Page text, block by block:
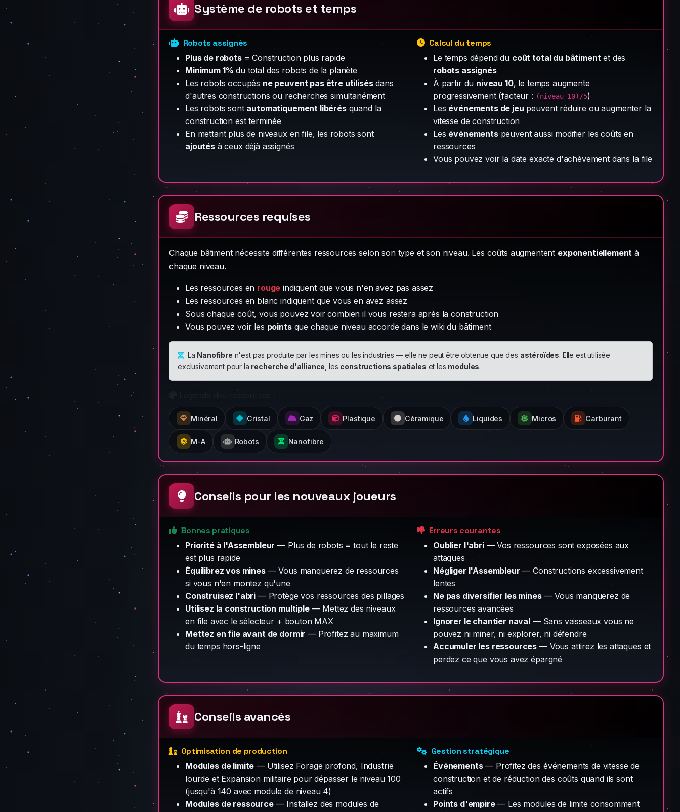
Système de robots et temps
Robots assignés
Plus de robots= Construction plus rapide
Minimum 1% du total des robots de la planète
Les robots occupés ne peuvent pas être utilisésdans
d'autres constructions ou recherches simultanément
Les robots sont automatiquement libérésquand la
construction est terminée
En mettant plus de niveaux en file, les robots sont
ajoutésà ceux déjà assignés
Calcul du temps
Le temps dépend du coût total du bâtimentet des
robots assignés
À partir du niveau 10, le temps augmente
progressivement (facteur : (niveau-10)/5)
Les événements de jeu peuvent réduire ou augmenter la
vitesse de construction
Les événementspeuvent aussi modifier les coûts en
ressources
Vous pouvez voir la date exacte d'achèvement dans la file
Ressources requises
Chaque bâtiment nécessite différentes ressources selon son type et son niveau. Les coûts augmentent exponentiellement à
chaque niveau.
Les ressources en rouge indiquent que vous n'en avez pas assez
Les ressources en blanc indiquent que vous en avez assez
Sous chaque coût, vous pouvez voir combien il vous restera après la construction
Vous pouvez voir les pointsque chaque niveau accorde dans le wiki du bâtiment
La Nanofibre n'est pas produite par les mines ou les industries — elle ne peut être obtenue que des astéroïdes. Elle est utilisée
exclusivement pour la recherche d'alliance , les constructions spatiales et les modules.
Minéral Cristal Gaz Plastique Céramique Liquides Micros Carburant
M-A Robots Nanofibre
Conseils pour les nouveaux joueurs
Bonnes pratiques
Priorité à l'Assembleur — Plus de robots = tout le reste
est plus rapide
Équilibrez vos mines— Vous manquerez de ressources
si vous n'en montez qu'une
Construisez l'abri — Protège vos ressources des pillages
Utilisez la construction multiple— Mettez des niveaux
en file avec le sélecteur + bouton MAX
Mettez en file avant de dormir — Profitez au maximum
du temps hors-ligne
Erreurs courantes
Oublier l'abri— Vos ressources sont exposées aux
attaques
Négliger l'Assembleur — Constructions excessivement
lentes
Ne pas diversifier les mines— Vous manquerez de
ressources avancées
Ignorer le chantier naval — Sans vaisseaux vous ne
pouvez ni miner, ni explorer, ni défendre
Accumuler les ressources — Vous attirez les attaques et
perdez ce que vous avez épargné
Conseils avancés
Optimisation de production
Modules de limite — Utilisez Forage profond, Industrie
lourde et Expansion militaire pour dépasser le niveau 100
(jusqu'à 140 avec module de niveau 4)
Modules de ressource— Installez des modules de
Gestion stratégique
Événements— Profitez des événements de vitesse de
construction et de réduction des coûts quand ils sont
actifs
Points d'empire— Les modules de limite consomment